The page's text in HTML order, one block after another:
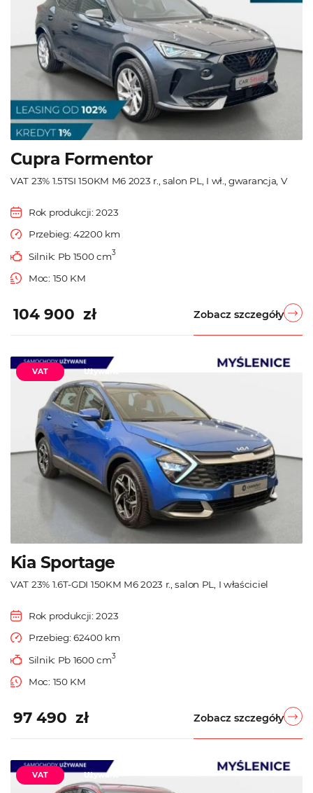
Cupra Formentor
VAT 23% 1.5TSI 150KM M6 2023 r., salon PL, I wł., gwarancja, V
Rok produkcji: 2023
Przebieg: 42200 km
Silnik: Pb 1500 cm3
Moc: 150 KM
104 900 zł Zobacz szczegóły
VAT Używane
Kia Sportage
VAT 23% 1.6T-GDI 150KM M6 2023 r., salon PL, I właściciel
Rok produkcji: 2023
Przebieg: 62400 km
Silnik: Pb 1600 cm3
Moc: 150 KM
97 490 zł Zobacz szczegóły
VAT Używane